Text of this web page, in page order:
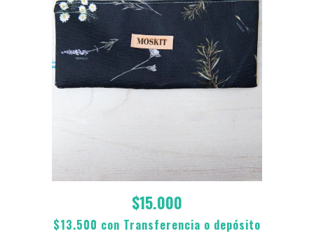
$15.000
$13.500 con Transferencia o depósito